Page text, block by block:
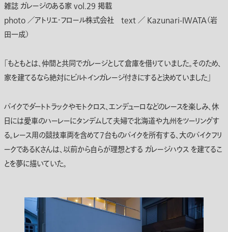
雑誌 ガレージのある家 vol.29 掲載
photo ／アトリエ・フロール株式会社 text ／ Kazunari-IWATA（岩
田一成）
「もともとは、仲間と共同でガレージとして倉庫を借りていました。そのため、
家を建てるなら絶対にビルトインガレージ付きにすると決めていました」
バイクでダートトラックやモトクロス、エンデューロなどのレースを楽しみ、休
日には愛車のハーレーにタンデムして夫婦で北海道や九州をツーリングす
る。レース用の競技車両を含めて7台ものバイクを所有する、大のバイクフリ
ークであるKさんは、以前から自らが理想とする ガレージハウス を建てるこ
とを夢に描いていた。